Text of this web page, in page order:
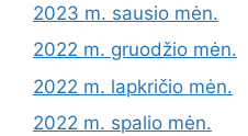
2023 m. sausio mėn.
2022 m. gruodžio mėn.
2022 m. lapkričio mėn.
2022 m. spalio mėn.